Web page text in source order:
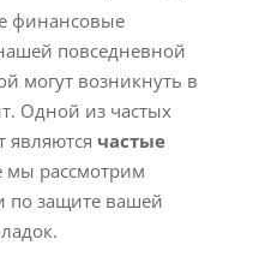
финансовые
повседневной
могут возникнуть в
Одной из частых
являются частые
мы рассмотрим
по защите вашей